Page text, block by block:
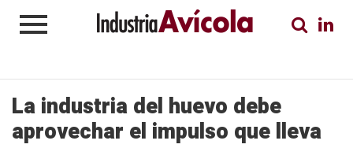
La industria del huevo debe
aprovechar el impulso que lleva